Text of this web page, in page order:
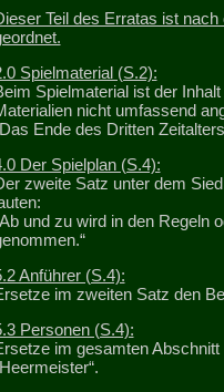
Teil des Erratas ist
Spielmaterial (S.2):
Spielmaterial ist der
nicht umfassend
Ende des Dritten
Der Spielplan (S.4):
zweite Satz unter dem
und zu wird in den Regeln
Anführer (S.4):
im zweiten Satz den
Personen (S.4):
im gesamten Abschnitt